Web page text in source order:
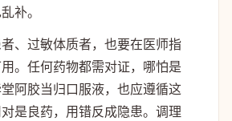
补。
、过敏体质者，也要在医师指
。任何药物都需对证，哪怕是
阿胶当归口服液，也应遵循这
是良药，用错反成隐患。调理